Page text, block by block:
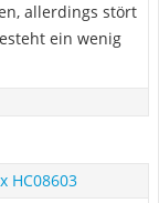
allerdings stört
ein wenig
HC08603